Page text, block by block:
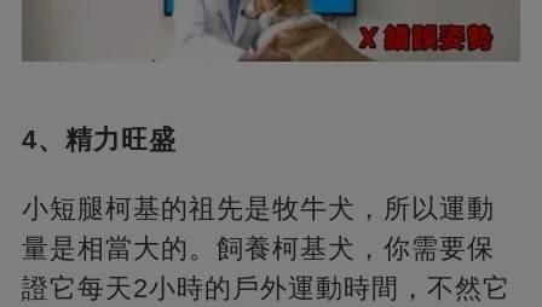
4、精力旺盛
小短腿柯基的祖先是牧牛犬，所以運動
量是相當大的。飼養柯基犬，你需要保
證它每天2小時的戶外運動時間，不然它